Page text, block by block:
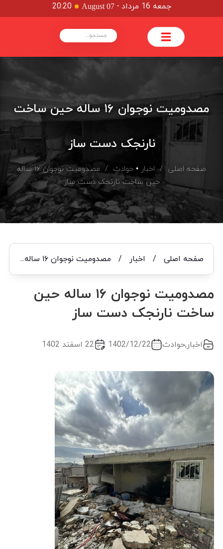
جمعه 16 مرداد -
August 07
20:20
مصدومیت نوجوان ۱۶ ساله حین ساخت
نارنجک دست ساز
صفحه اصلی / اخبار • حوادث
/ مصدومیت نوجوان ۱۶ ساله
حین ساخت نارنجک دست ساز
صفحه اصلی/ اخبار / مصدومیت نوجوان ۱۶ ساله حین ساخت نارنجک دست ساز
مصدومیت نوجوان ۱۶ ساله حین
ساخت نارنجک دست ساز
اخبار,حوادث 1402/12/22 22 اسفند 1402